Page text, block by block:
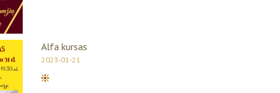
Alfa kursas
2023-01-21